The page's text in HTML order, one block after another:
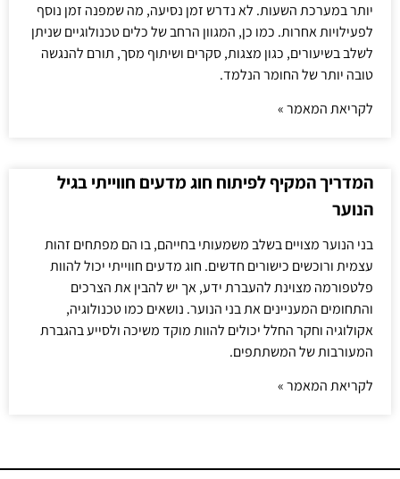
יותר במערכת השעות. לא נדרש זמן נסיעה, מה שמפנה זמן נוסף
לפעילויות אחרות. כמו כן, המגוון הרחב של כלים טכנולוגיים שניתן
לשלב בשיעורים, כגון מצגות, סקרים ושיתוף מסך, תורם להנגשה
טובה יותר של החומר הנלמד.
לקריאת המאמר »
המדריך המקיף לפיתוח חוג מדעים חווייתי בגיל
הנוער
בני הנוער מצויים בשלב משמעותי בחייהם, בו הם מפתחים זהות
עצמית ורוכשים כישורים חדשים. חוג מדעים חווייתי יכול להוות
פלטפורמה מצוינת להעברת ידע, אך יש להבין את הצרכים
והתחומים המעניינים את בני הנוער. נושאים כמו טכנולוגיה,
אקולוגיה וחקר החלל יכולים להוות מוקד משיכה ולסייע בהגברת
המעורבות של המשתתפים.
לקריאת המאמר »